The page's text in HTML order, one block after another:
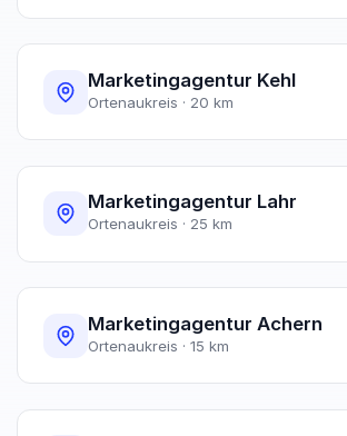
Marketingagentur Kehl
Ortenaukreis · 20 km
Marketingagentur Lahr
Ortenaukreis · 25 km
Marketingagentur Achern
Ortenaukreis · 15 km